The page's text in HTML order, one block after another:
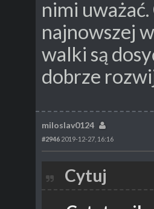
nimi
najnowszej
walki są
dobrze
miloslav0124
#2946 2019-12-27, 16:16
Cytuj